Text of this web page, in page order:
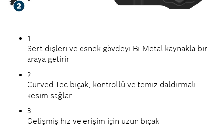
1
Sert dişleri ve esnek gövdeyi Bi-Metal kaynakla bir
araya getirir
2
Curved-Tec bıçak, kontrollü ve temiz daldırmalı
kesim sağlar
3
Gelişmiş hız ve erişim için uzun bıçak